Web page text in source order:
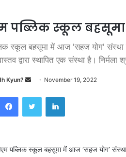
पब्लिक स्कूल बहसूमा
स्कूल बहसूमा में आज 'सहज योग' संस्था
द्वारा स्थापित एक संस्था है।
Kyun?
n
e
November 19, 2022
पब्लिक स्कूल बहसूमा में आज ‘सहज योग’ संस्था